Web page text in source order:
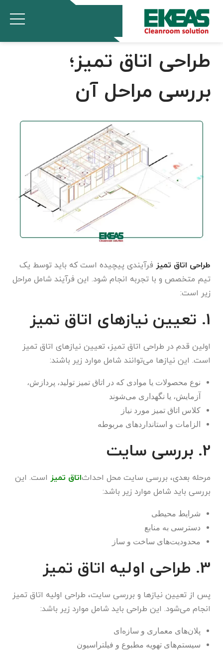
طراحی اتاق تمیز؛
بررسی مراحل آن
طراحی اتاق تمیز فرآیندی پیچیده است که باید توسط یک
تیم متخصص و با تجربه انجام شود. این فرآیند شامل مراحل
زیر است:
1. تعیین نیازهای اتاق تمیز
اولین قدم در طراحی اتاق تمیز، تعیین نیازهای اتاق تمیز
است. این نیازها می‌توانند شامل موارد زیر باشند:
نوع محصولات یا موادی که در اتاق تمیز تولید، پردازش،
آزمایش، یا نگهداری می‌شوند
کلاس اتاق تمیز مورد نیاز
الزامات و استانداردهای مربوطه
2. بررسی سایت
مرحله بعدی، بررسی سایت محل احداثاتاق تمیز است. این
بررسی باید شامل موارد زیر باشد:
شرایط محیطی
دسترسی به منابع
محدودیت‌های ساخت و ساز
3. طراحی اولیه اتاق تمیز
پس از تعیین نیازها و بررسی سایت، طراحی اولیه اتاق تمیز
انجام می‌شود. این طراحی باید شامل موارد زیر باشد:
پلان‌های معماری و سازه‌ای
سیستم‌های تهویه مطبوع و فیلتراسیون